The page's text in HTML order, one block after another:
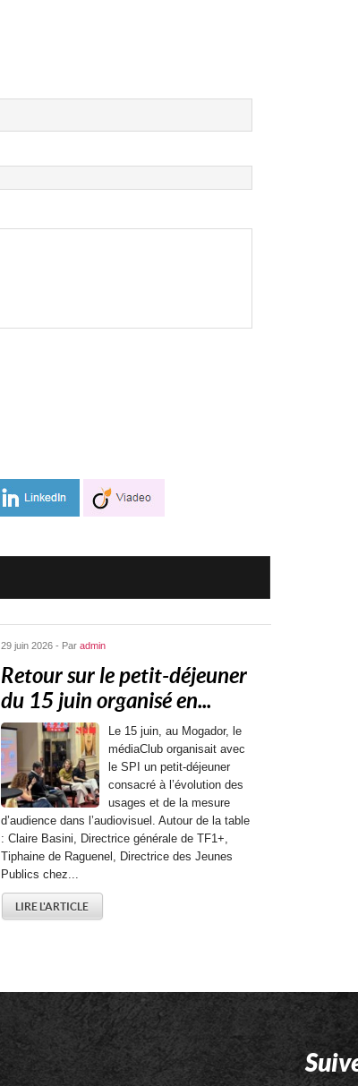
29 juin 2026 - Par admin
Retour sur le petit-déjeuner
du 15 juin organisé en...
Le 15 juin, au Mogador, le
médiaClub organisait avec
le SPI un petit-déjeuner
consacré à l’évolution des
usages et de la mesure
d’audience dans l’audiovisuel. Autour de la table
: Claire Basini, Directrice générale de TF1+,
Tiphaine de Raguenel, Directrice des Jeunes
Publics chez...
LIRE L'ARTICLE